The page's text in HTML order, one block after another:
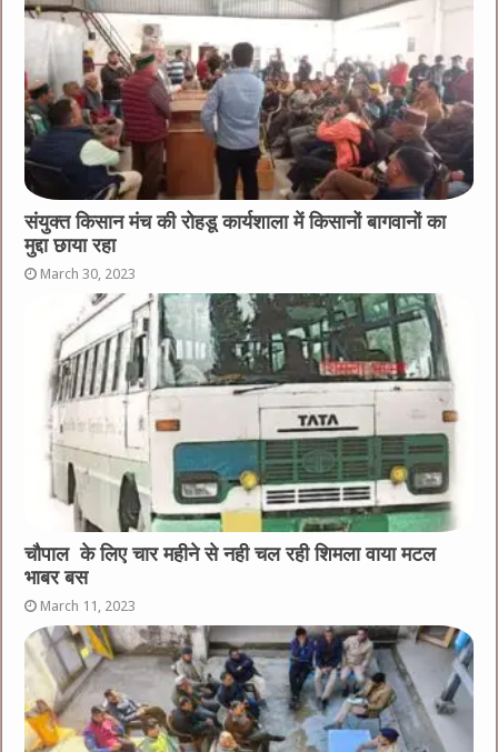
संयुक्त किसान मंच की रोहडू कार्यशाला में किसानों बागवानों का
मुद्दा छाया रहा
March 30, 2023
चौपाल के लिए चार महीने से नही चल रही शिमला वाया मटल
भाबर बस
March 11, 2023